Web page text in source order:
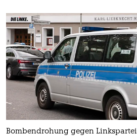
Bombendrohung gegen Linkspartei